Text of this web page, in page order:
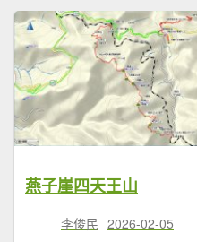
燕子崖四天王山
李俊民 2026-02-05